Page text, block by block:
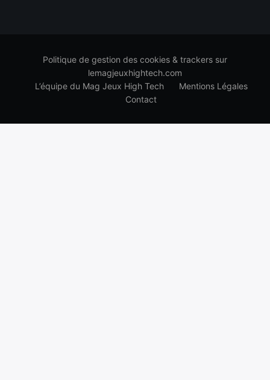
Politique de gestion des cookies & trackers sur
lemagjeuxhightech.com
L’équipe du Mag Jeux High Tech
Mentions Légales
Contact